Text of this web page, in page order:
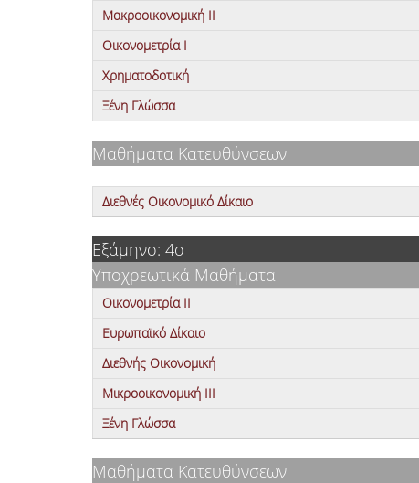
Μακροοικονομική ΙΙ
Οικονομετρία Ι
Χρηματοδοτική
Ξένη Γλώσσα
Μαθήματα Κατευθύνσεων
Διεθνές Οικονομικό Δίκαιο
Εξάμηνο: 4ο
Υποχρεωτικά Μαθήματα
Οικονομετρία ΙΙ
Ευρωπαϊκό Δίκαιο
Διεθνής Οικονομική
Μικροοικονομική ΙΙΙ
Ξένη Γλώσσα
Μαθήματα Κατευθύνσεων